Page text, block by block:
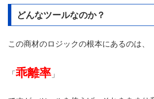
どんなツールなのか？
この商材のロジックの根本にあるのは、
「 乖離率 」